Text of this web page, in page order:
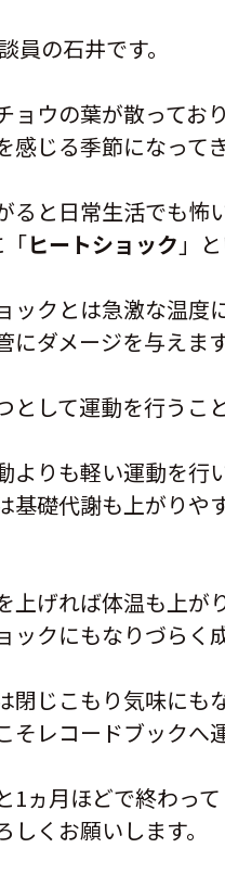
員の石井です。
ョウの葉が散ってお
感じる季節になって
ると日常生活でも怖
「ヒートショック 」
ックとは急激な温度
にダメージを与えます
として運動を行うこ
よりも軽い運動を行
基礎代謝も上がりや
上げれば体温も上がり
ックにもなりづらく
閉じこもり気味にも
そレコードブックへ
1ヵ月ほどで終わって
しくお願いします。